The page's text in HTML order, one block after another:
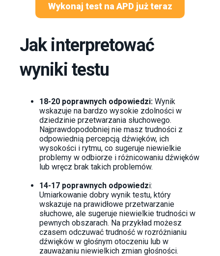
Wykonaj test na APD już teraz
Jak interpretować
wyniki testu
18-20 poprawnych odpowiedzi: Wynik
wskazuje na bardzo wysokie zdolności w
dziedzinie przetwarzania słuchowego.
Najprawdopodobniej nie masz trudności z
odpowiednią percepcją dźwięków, ich
wysokości i rytmu, co sugeruje niewielkie
problemy w odbiorze i różnicowaniu dźwięków
lub wręcz brak takich problemów.
14-17 poprawnych odpowiedzi:
Umiarkowanie dobry wynik testu, który
wskazuje na prawidłowe przetwarzanie
słuchowe, ale sugeruje niewielkie trudności w
pewnych obszarach. Na przykład możesz
czasem odczuwać trudność w rozróżnianiu
dźwięków w głośnym otoczeniu lub w
zauważaniu niewielkich zmian głośności.